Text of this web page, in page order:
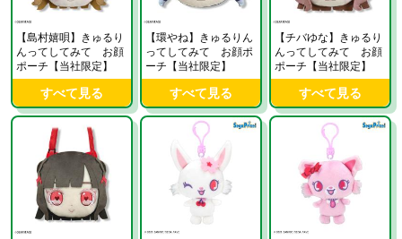
【島村嬉唄】きゅるり
んってしてみて お顔
ポーチ【当社限定】
すべて見る
【環やね】きゅるりん
ってしてみて お顔ポ
ーチ【当社限定】
すべて見る
【チバゆな】きゅるり
んってしてみて お顔
ポーチ【当社限定】
すべて見る